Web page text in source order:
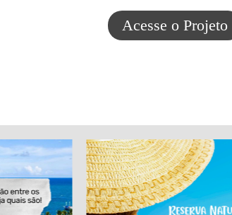
Acesse o Projeto